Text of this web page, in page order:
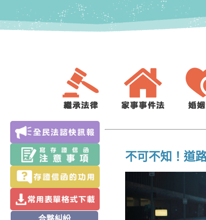
不可不知！道